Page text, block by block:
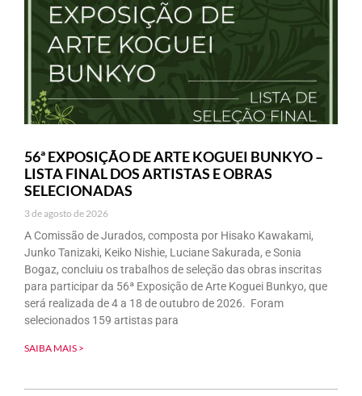
56ª EXPOSIÇÃO DE ARTE KOGUEI BUNKYO –
LISTA FINAL DOS ARTISTAS E OBRAS
SELECIONADAS
3 de agosto de 2026
A Comissão de Jurados, composta por Hisako Kawakami,
Junko Tanizaki, Keiko Nishie, Luciane Sakurada, e Sonia
Bogaz, concluiu os trabalhos de seleção das obras inscritas
para participar da 56ª Exposição de Arte Koguei Bunkyo, que
será realizada de 4 a 18 de outubro de 2026. Foram
selecionados 159 artistas para
SAIBA MAIS >